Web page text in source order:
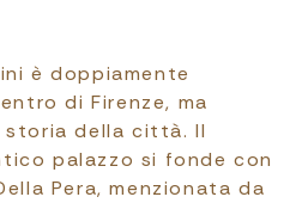
è doppiamente
di Firenze, ma
storia della città. Il
palazzo si fonde con
Pera, menzionata da